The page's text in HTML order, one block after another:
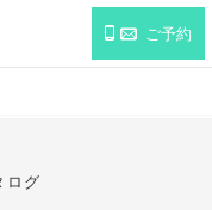
ご予約
ログ